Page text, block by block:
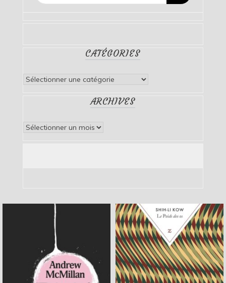
CATÉGORIES
Catégories
ARCHIVES
Archives